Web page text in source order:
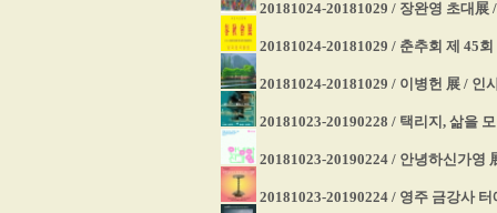
20181024-20181029 / 장완영 초대
20181024-20181029 / 춘추회 제 45
20181024-20181029 / 이병헌 展 / 인
20181023-20190228 / 택리지, 삶을
20181023-20190224 / 안녕하신가영
20181023-20190224 / 영주 금강사